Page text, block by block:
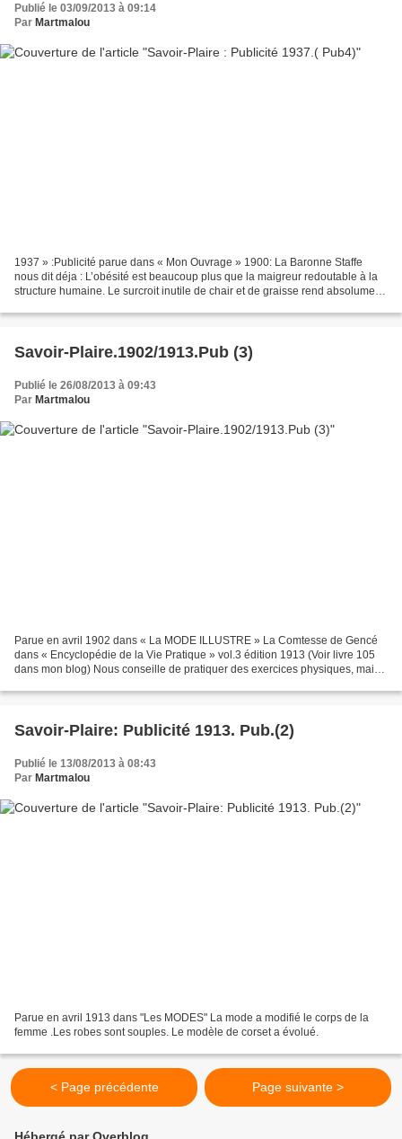
Publié le 03/09/2013 à 09:14
Par Martmalou
1937 » :Publicité parue dans « Mon Ouvrage » 1900: La Baronne Staffe
nous dit déja : L’obésité est beaucoup plus que la maigreur redoutable à la
structure humaine. Le surcroit inutile de chair et de graisse rend absolument
Savoir-Plaire.1902/1913.Pub (3)
Publié le 26/08/2013 à 09:43
Par Martmalou
Parue en avril 1902 dans « La MODE ILLUSTRE » La Comtesse de Gencé
dans « Encyclopédie de la Vie Pratique » vol.3 édition 1913 (Voir livre 105
dans mon blog) Nous conseille de pratiquer des exercices physiques, mais :
Savoir-Plaire: Publicité 1913. Pub.(2)
Publié le 13/08/2013 à 08:43
Par Martmalou
Parue en avril 1913 dans "Les MODES" La mode a modifié le corps de la
femme .Les robes sont souples. Le modèle de corset a évolué.
< Page précédente Page suivante >